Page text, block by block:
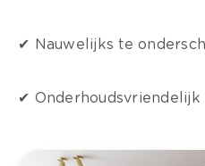
✔ Nauwelijks te
✔ Onderhoudsvriendelijk